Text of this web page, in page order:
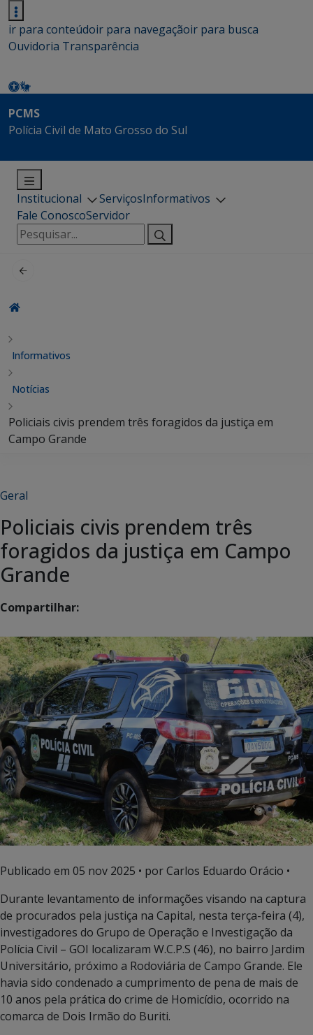
ir para conteúdoir para navegaçãoir para busca
Ouvidoria Transparência
PCMS
Polícia Civil de Mato Grosso do Sul
Institucional ServiçosInformativos
Fale ConoscoServidor
Pesquisar
por:
Informativos
Notícias
Policiais civis prendem três foragidos da justiça em
Campo Grande
Geral
Policiais civis prendem três
foragidos da justiça em Campo
Grande
Compartilhar:
Publicado em 05 nov 2025 • por Carlos Eduardo Orácio •
Durante levantamento de informações visando na captura
de procurados pela justiça na Capital, nesta terça-feira (4),
investigadores do Grupo de Operação e Investigação da
Polícia Civil – GOI localizaram W.C.P.S (46), no bairro Jardim
Universitário, próximo a Rodoviária de Campo Grande. Ele
havia sido condenado a cumprimento de pena de mais de
10 anos pela prática do crime de Homicídio, ocorrido na
comarca de Dois Irmão do Buriti.